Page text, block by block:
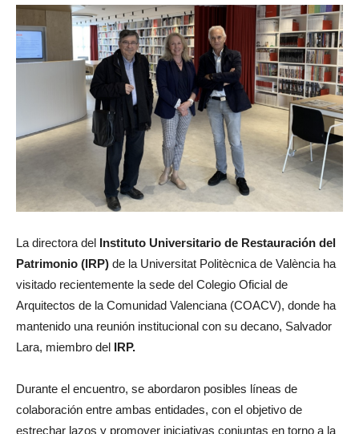
La directora del Instituto Universitario de Restauración del
Patrimonio (IRP) de la Universitat Politècnica de València ha
visitado recientemente la sede del Colegio Oficial de
Arquitectos de la Comunidad Valenciana (COACV), donde ha
mantenido una reunión institucional con su decano, Salvador
Lara, miembro del IRP.
Durante el encuentro, se abordaron posibles líneas de
colaboración entre ambas entidades, con el objetivo de
estrechar lazos y promover iniciativas conjuntas en torno a la